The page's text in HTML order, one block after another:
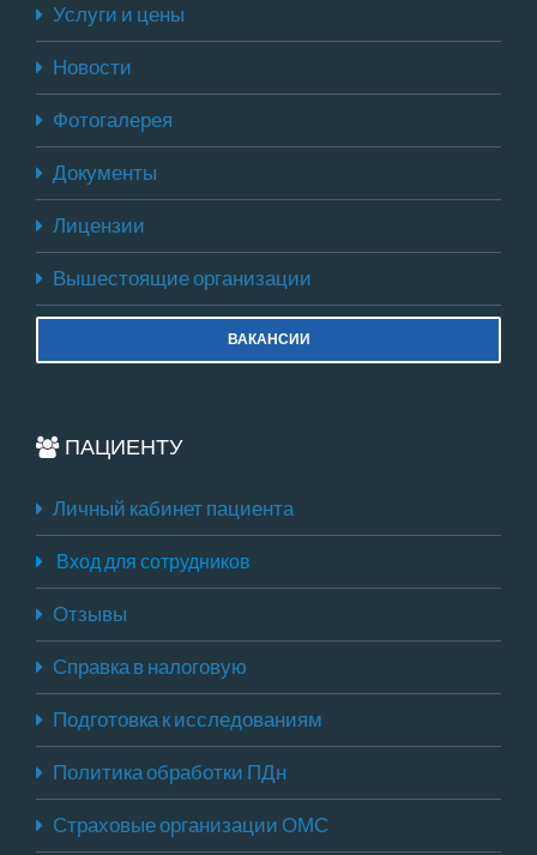
Услуги и цены
Новости
Фотогалерея
Документы
Лицензии
Вышестоящие организации
ВАКАНСИИ
ПАЦИЕНТУ
Личный кабинет пациента
Вход для сотрудников
Отзывы
Справка в налоговую
Подготовка к исследованиям
Политика обработки ПДн
Страховые организации ОМС